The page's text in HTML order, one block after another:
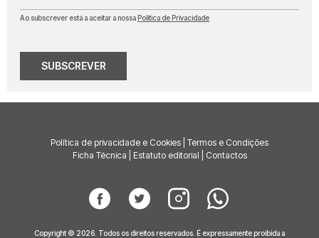
Ao subscrever está a aceitar a nossa Política de Privacidade
SUBSCREVER
Política de privacidade e Cookies Termos e Condições
Ficha Técnica
Estatuto editorial Contactos
Copyright © 2026. Todos os direitos reservados. É expressamente proibida a